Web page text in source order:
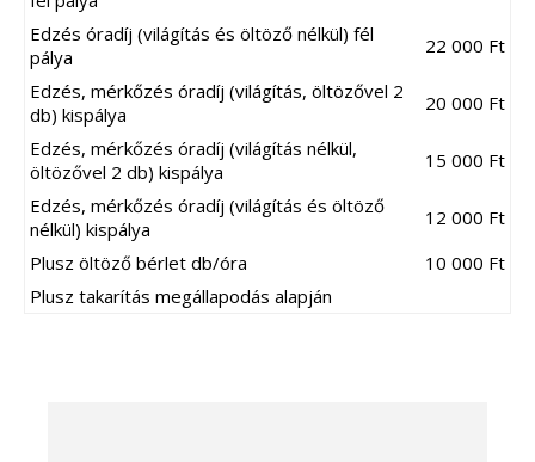
Edzés óradíj (világítás és öltöző nélkül) fél
pálya
22 000 Ft
Edzés, mérkőzés óradíj (világítás, öltözővel 2
db) kispálya
20 000 Ft
Edzés, mérkőzés óradíj (világítás nélkül,
öltözővel 2 db) kispálya
15 000 Ft
Edzés, mérkőzés óradíj (világítás és öltöző
nélkül) kispálya
12 000 Ft
Plusz öltöző bérlet db/óra
10 000 Ft
Plusz takarítás megállapodás alapján